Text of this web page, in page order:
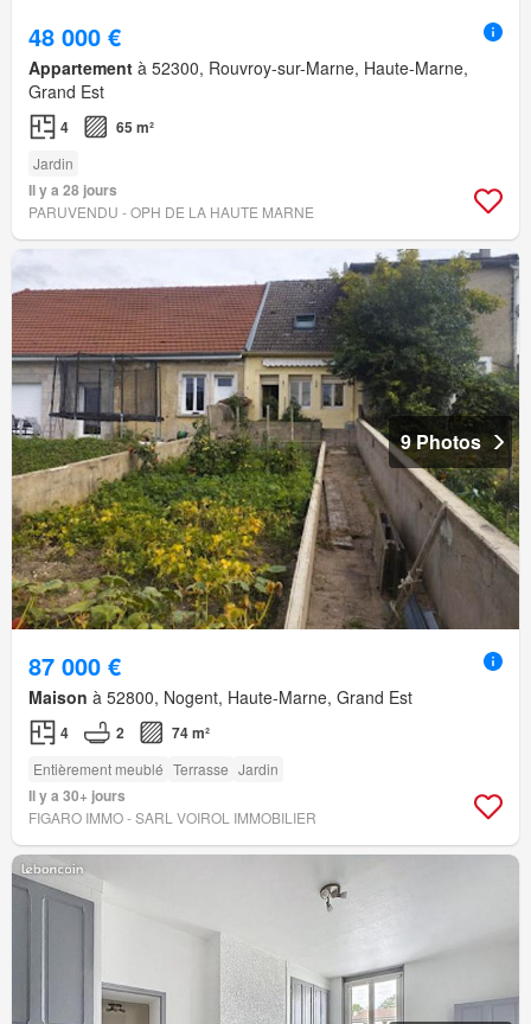
48 000 €
Appartement à 52300, Rouvroy-sur-Marne, Haute-Marne,
Grand Est
4 65 m²
Jardin
Il y a 28 jours
PARUVENDU - OPH DE LA HAUTE MARNE
9 Photos
87 000 €
Maison à 52800, Nogent, Haute-Marne, Grand Est
4 2 74 m²
Entièrement meublé Terrasse Jardin
Il y a 30+ jours
FIGARO IMMO - SARL VOIROL IMMOBILIER